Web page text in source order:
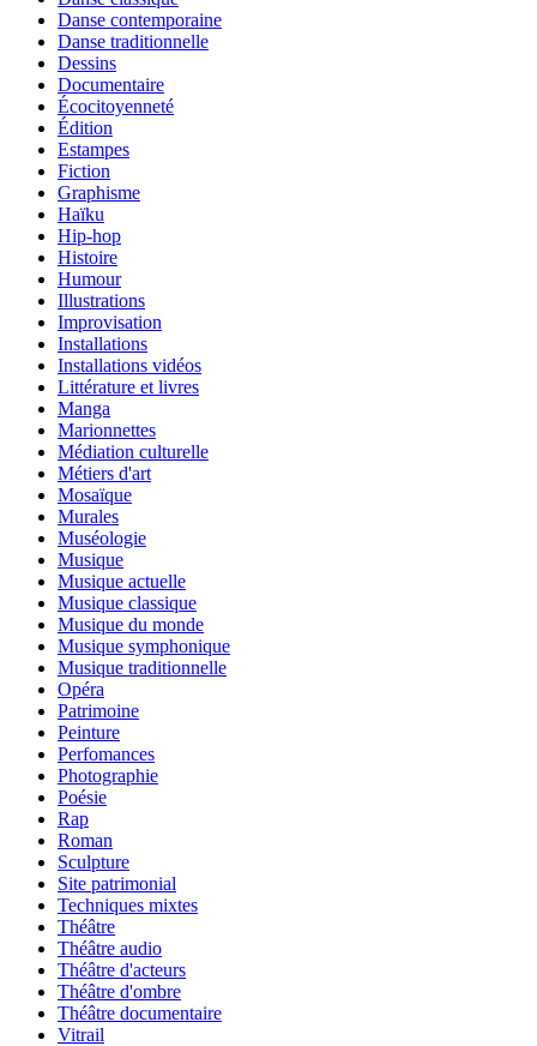
Danse contemporaine
Danse traditionnelle
Dessins
Documentaire
Écocitoyenneté
Édition
Estampes
Fiction
Graphisme
Haïku
Hip-hop
Histoire
Humour
Illustrations
Improvisation
Installations
Installations vidéos
Littérature et livres
Manga
Marionnettes
Médiation culturelle
Métiers d'art
Mosaïque
Murales
Muséologie
Musique
Musique actuelle
Musique classique
Musique du monde
Musique symphonique
Musique traditionnelle
Opéra
Patrimoine
Peinture
Perfomances
Photographie
Poésie
Rap
Roman
Sculpture
Site patrimonial
Techniques mixtes
Théâtre
Théâtre audio
Théâtre d'acteurs
Théâtre d'ombre
Théâtre documentaire
Vitrail